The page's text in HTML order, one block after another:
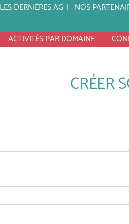
LES DERNIÈRES AG NOS
ACTIVITÉS PAR DOMAINE
CRÉER